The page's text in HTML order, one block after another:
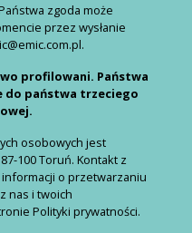
zgoda może
przez wysłanie
profilowani. Państwa
do państwa trzeciego
osobowych jest
100 Toruń. Kontakt z
informacji o przetwarzaniu
nas i twoich
Polityki prywatności.